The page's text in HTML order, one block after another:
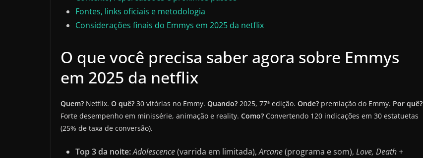
Fontes, links oficiais e metodologia
Considerações finais do Emmys em 2025 da netflix
O que você precisa saber agora sobre Emmys
em 2025 da netflix
Quem? Netflix. O quê? 30 vitórias no Emmy. Quando? 2025, 77ª edição. Onde? premiação do Emmy. Por quê?
Forte desempenho em minissérie, animação e reality. Como? Convertendo 120 indicações em 30 estatuetas
(25% de taxa de conversão).
Top 3 da noite:Adolescence(varrida em limitada),Arcane(programa e som), Love, Death +